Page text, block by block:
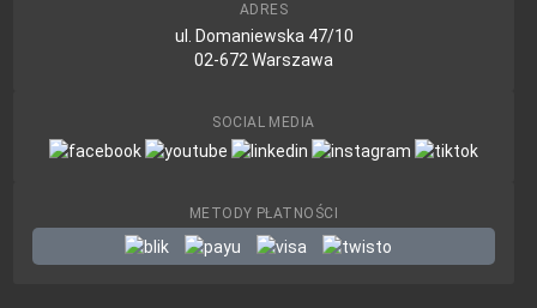
ADRES
ul. Domaniewska 47/10
02-672 Warszawa
SOCIAL MEDIA
METODY PŁATNOŚCI